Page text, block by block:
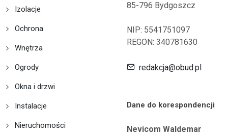
Izolacje
Ochrona
Wnętrza
Ogrody
Okna i drzwi
Instalacje
Nieruchomości
85-796 Bydgoszcz
NIP: 5541751097
REGON: 340781630
redakcja@obud.pl
Dane do korespondencji
Nevicom Waldemar